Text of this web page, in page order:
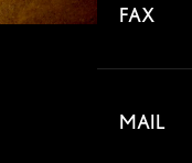
FAX
MAIL